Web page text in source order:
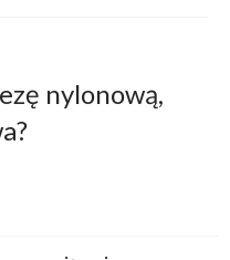
nylonową,